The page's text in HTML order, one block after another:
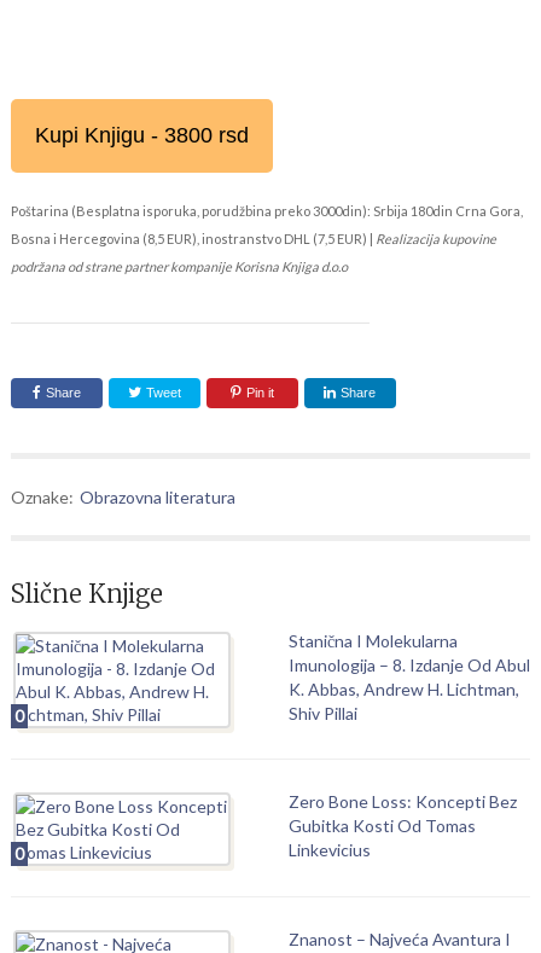
Kupi Knjigu - 3800 rsd
Poštarina (Besplatna isporuka, porudžbina preko 3000din): Srbija 180din Crna Gora,
Bosna i Hercegovina (8,5 EUR), inostranstvo DHL (7,5 EUR) | Realizacija kupovine
podržana od strane partner kompanije Korisna Knjiga d.o.o
Share Tweet Pin it Share
Oznake: Obrazovna literatura
Slične Knjige
0
Stanična I Molekularna
Imunologija – 8. Izdanje Od Abul
K. Abbas, Andrew H. Lichtman,
Shiv Pillai
0
Zero Bone Loss: Koncepti Bez
Gubitka Kosti Od Tomas
Linkevicius
Znanost – Najveća Avantura I